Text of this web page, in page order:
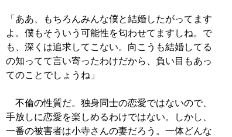
「ああ、もちろんみんな僕と結婚したがってます
よ。僕もそういう可能性を匂わせてますしね。で
も、深くは追求してこない。向こうも結婚してる
の知ってて言い寄ったわけだから、負い目もあっ
てのことでしょうね」
不倫の性質だ。独身同士の恋愛ではないので、
手放しに恋愛を楽しめるわけではない。しかし、
一番の被害者は小寺さんの妻だろう。一体どんな